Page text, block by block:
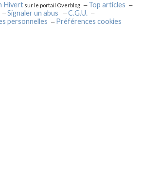
Hivert sur le portail Overblog
Top articles
Signaler un abus
C.G.U.
personnelles
Préférences cookies